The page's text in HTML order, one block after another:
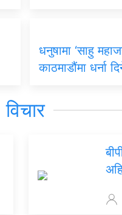
धनुषामा ‘साहु
काठमाडौंमा धर्ना
विचार